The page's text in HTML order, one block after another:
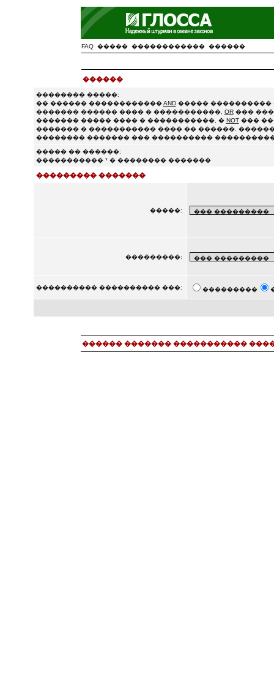
FAQ ����� ������������ ������
������
�������� �����:
�� ������ ������������AND����� ����������
������� ������ ���� � �����������, OR���
������� ����� ���� � �����������, � NOT���
������� � ����������� ���� �� ������.
�������� ������� ��� ����������
����� �� ������:
����������� * � �������� �������
��������� �������
�����:
���������:
���������� ���������� ���: ���������
������ ������� �����������